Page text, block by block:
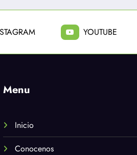
YOUTUBE
Menu
Inicio
Conocenos